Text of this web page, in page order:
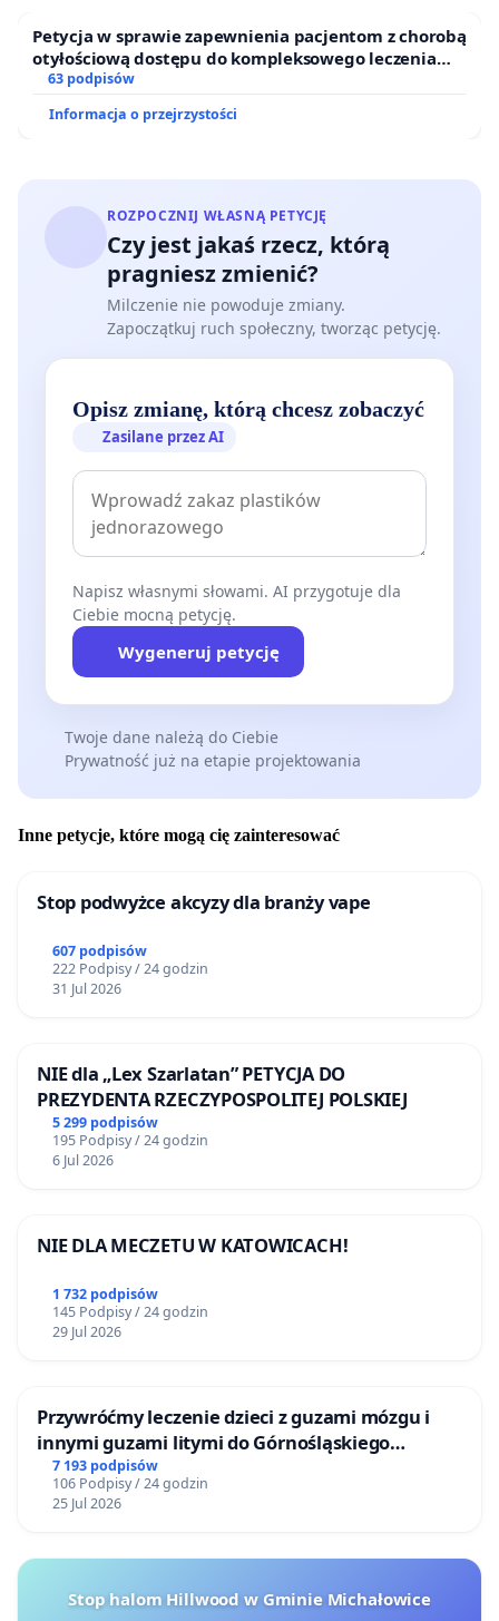
Petycja w sprawie zapewnienia pacjentom z chorobą
otyłościową dostępu do kompleksowego leczenia
oraz programów profilaktycznych.
63 podpisów
Informacja o przejrzystości
ROZPOCZNIJ WŁASNĄ PETYCJĘ
Czy jest jakaś rzecz, którą
pragniesz zmienić?
Milczenie nie powoduje zmiany.
Zapoczątkuj ruch społeczny, tworząc petycję.
Opisz zmianę, którą chcesz zobaczyć
Zasilane przez AI
Napisz własnymi słowami. AI przygotuje dla
Ciebie mocną petycję.
Wygeneruj petycję
Twoje dane należą do Ciebie
Prywatność już na etapie projektowania
Inne petycje, które mogą cię zainteresować
Stop podwyżce akcyzy dla branży vape
607 podpisów
222 Podpisy / 24 godzin
31 Jul 2026
NIE dla „Lex Szarlatan” PETYCJA DO
PREZYDENTA RZECZYPOSPOLITEJ POLSKIEJ
5 299 podpisów
195 Podpisy / 24 godzin
6 Jul 2026
NIE DLA MECZETU W KATOWICACH!
1 732 podpisów
145 Podpisy / 24 godzin
29 Jul 2026
Przywróćmy leczenie dzieci z guzami mózgu i
innymi guzami litymi do Górnośląskiego
Centrum Zdrowia Dziecka w Katowicach
7 193 podpisów
106 Podpisy / 24 godzin
25 Jul 2026
Stop halom Hillwood w Gminie Michałowice